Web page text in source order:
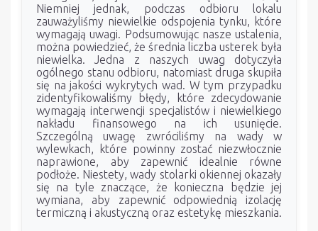
Niemniej jednak, podczas odbioru lokalu
zauważyliśmy niewielkie odspojenia tynku, które
wymagają uwagi. Podsumowując nasze ustalenia,
można powiedzieć, że średnia liczba usterek była
niewielka. Jedna z naszych uwag dotyczyła
ogólnego stanu odbioru, natomiast druga skupiła
się na jakości wykrytych wad. W tym przypadku
zidentyfikowaliśmy błędy, które zdecydowanie
wymagają interwencji specjalistów i niewielkiego
nakładu finansowego na ich usunięcie.
Szczególną uwagę zwróciliśmy na wady w
wylewkach, które powinny zostać niezwłocznie
naprawione, aby zapewnić idealnie równe
podłoże. Niestety, wady stolarki okiennej okazały
się na tyle znaczące, że konieczna będzie jej
wymiana, aby zapewnić odpowiednią izolację
termiczną i akustyczną oraz estetykę mieszkania.